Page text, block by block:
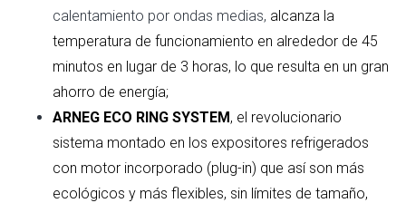
calentamiento por ondas medias, alcanza la
temperatura de funcionamiento en alrededor de 45
minutos en lugar de 3 horas, lo que resulta en un gran
ahorro de energía;
ARNEG ECO RING SYSTEM, el revolucionario
sistema montado en los expositores refrigerados
con motor incorporado (plug-in) que así son más
ecológicos y más flexibles, sin límites de tamaño,